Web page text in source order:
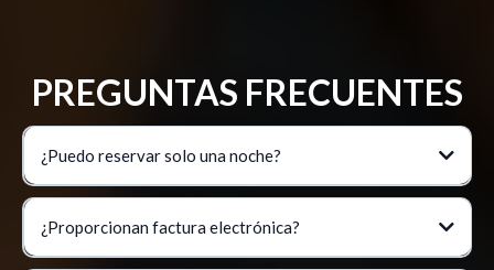
PREGUNTAS FRECUENTES
¿Puedo reservar solo una noche?
¿Proporcionan factura electrónica?